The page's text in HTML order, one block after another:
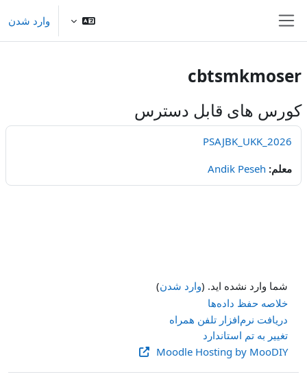
وارد شدن
cbtsmkmoser
کورس های قابل دسترس
PSAJBK_UKK_2026
معلم: Andik Peseh
شما وارد نشده اید. (وارد شدن)
خلاصه حفظ داده‌ها
دریافت نرم‌افزار تلفن همراه
تغییر به تم استاندارد
Moodle Hosting by MooDIY